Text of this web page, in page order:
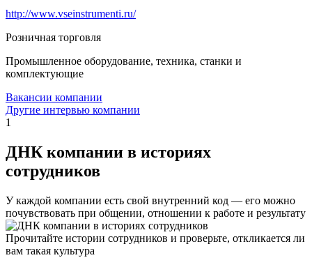
http://www.vseinstrumenti.ru/
Розничная торговля
Промышленное оборудование, техника, станки и
комплектующие
Вакансии компании
Другие интервью компании
1
ДНК компании в историях
сотрудников
У каждой компании есть свой внутренний код — его можно
почувствовать при общении, отношении к работе и результату
Прочитайте истории сотрудников и проверьте, откликается ли
вам такая культура